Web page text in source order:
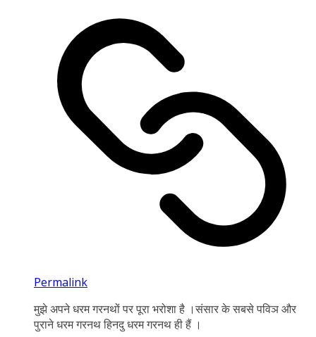
Permalink
मुझे अपने धरम गरनथों पर पूरा भरोशा है ।संसार के सबसे पविञ और
पुराने धरम गरनथ हिनदु धरम गरनथ ही हैं ।